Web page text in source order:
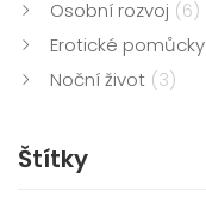
Osobní rozvoj (6)
Erotické pomůcky
Noční život (3)
Štítky